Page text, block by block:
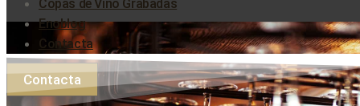
Copas de Vino Grabadas
Enoblog
Contacta
Contacta